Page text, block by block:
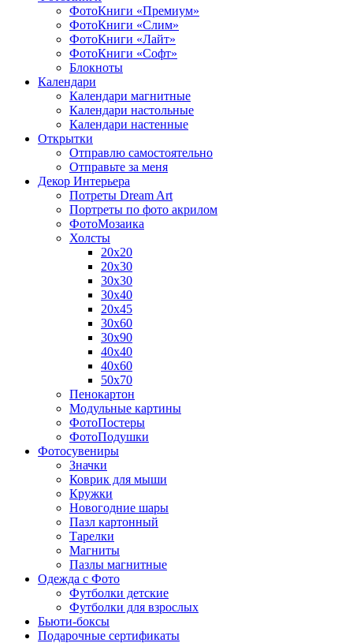
ФотоКниги «Премиум»
ФотоКниги «Слим»
ФотоКниги «Лайт»
ФотоКниги «Софт»
Блокноты
Календари
Календари магнитные
Календари настольные
Календари настенные
Открытки
Отправлю самостоятельно
Отправьте за меня
Декор Интерьера
Потреты Dream Art
Портреты по фото акрилом
ФотоМозаика
Холсты
20х20
20х30
30х30
30х40
20х45
30х60
30х90
40х40
40х60
50х70
Пенокартон
Модульные картины
ФотоПостеры
ФотоПодушки
Фотоcувениры
Значки
Коврик для мыши
Кружки
Новогодние шары
Пазл картонный
Тарелки
Магниты
Пазлы магнитные
Одежда с Фото
Футболки детские
Футболки для взрослых
Бьюти-боксы
Подарочные сертификаты